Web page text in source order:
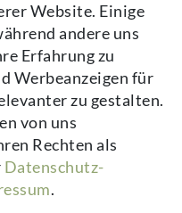
eignen
Spektrum an
bis hin zu
Website. Einige
andere uns
Erfahrung zu
Werbeanzeigen für
zu gestalten.
von uns
Rechten als
Daten­schutz­
.